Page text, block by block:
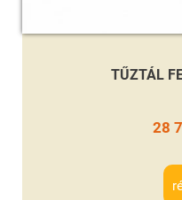
TŰZTÁL
28